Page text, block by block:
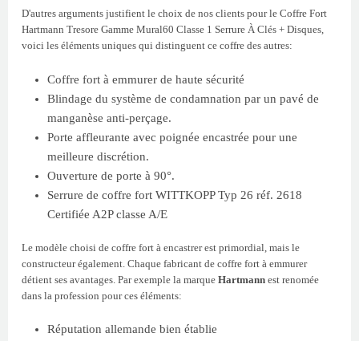
D'autres arguments justifient le choix de nos clients pour le Coffre Fort
Hartmann Tresore Gamme Mural60 Classe 1 Serrure À Clés + Disques,
voici les éléments uniques qui distinguent ce coffre des autres:
Coffre fort à emmurer de haute sécurité
Blindage du système de condamnation par un pavé de
manganèse anti-perçage.
Porte affleurante avec poignée encastrée pour une
meilleure discrétion.
Ouverture de porte à 90°.
Serrure de coffre fort WITTKOPP Typ 26 réf. 2618
Certifiée A2P classe A/E
Le modèle choisi de coffre fort à encastrer est primordial, mais le
constructeur également. Chaque fabricant de coffre fort à emmurer
détient ses avantages. Par exemple la marque Hartmann est renomée
dans la profession pour ces éléments:
Réputation allemande bien établie